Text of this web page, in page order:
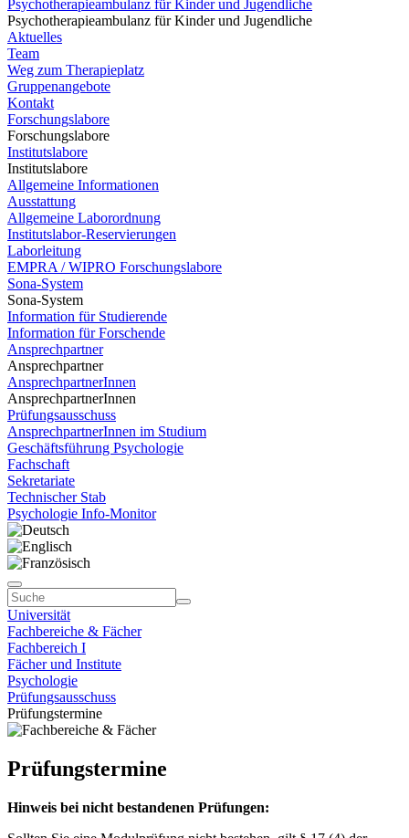
Psychotherapieambulanz für Kinder und Jugendliche
Psychotherapieambulanz für Kinder und Jugendliche
Aktuelles
Team
Weg zum Therapieplatz
Gruppenangebote
Kontakt
Forschungslabore
Forschungslabore
Institutslabore
Institutslabore
Allgemeine Informationen
Ausstattung
Allgemeine Laborordnung
Institutslabor-Reservierungen
Laborleitung
EMPRA / WIPRO Forschungslabore
Sona-System
Sona-System
Information für Studierende
Information für Forschende
Ansprechpartner
Ansprechpartner
AnsprechpartnerInnen
AnsprechpartnerInnen
Prüfungsausschuss
AnsprechpartnerInnen im Studium
Geschäftsführung Psychologie
Fachschaft
Sekretariate
Technischer Stab
Psychologie Info-Monitor
Universität
Fachbereiche & Fächer
Fachbereich I
Fächer und Institute
Psychologie
Prüfungsausschuss
Prüfungstermine
Prüfungstermine
Hinweis bei nicht bestandenen Prüfungen: